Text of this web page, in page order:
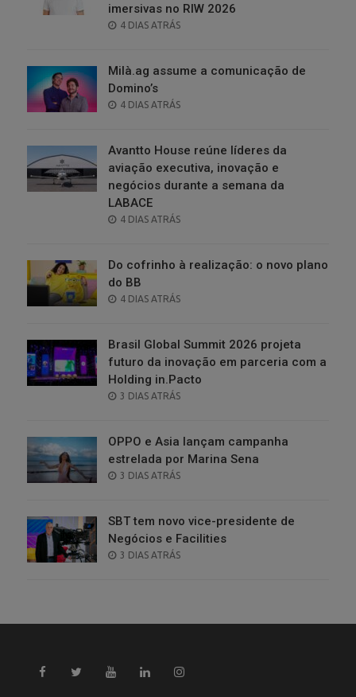
imersivas no RIW 2026
POSTED
4 DIAS ATRÁS
Milà.ag assume a comunicação de
Domino’s
POSTED
4 DIAS ATRÁS
Avantto House reúne líderes da
aviação executiva, inovação e
negócios durante a semana da
LABACE
POSTED
4 DIAS ATRÁS
Do cofrinho à realização: o novo plano
do BB
POSTED
4 DIAS ATRÁS
Brasil Global Summit 2026 projeta
futuro da inovação em parceria com a
Holding in.Pacto
POSTED
3 DIAS ATRÁS
OPPO e Asia lançam campanha
estrelada por Marina Sena
POSTED
3 DIAS ATRÁS
SBT tem novo vice-presidente de
Negócios e Facilities
POSTED
3 DIAS ATRÁS